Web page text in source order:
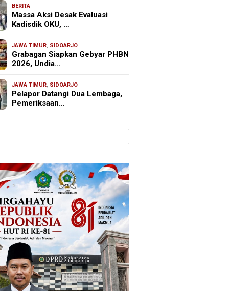
BERITA
Massa Aksi Desak Evaluasi
Kadisdik OKU, …
JAWA TIMUR, SIDOARJO
Grabagan Siapkan Gebyar PHBN
2026, Undia…
JAWA TIMUR, SIDOARJO
Pelapor Datangi Dua Lembaga,
Pemeriksaan…